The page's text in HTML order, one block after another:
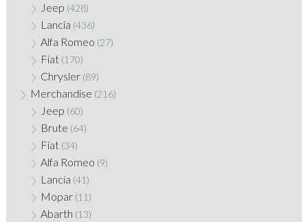
Jeep (428)
Lancia (436)
Alfa Romeo (27)
Fiat (170)
Chrysler (89)
Merchandise (216)
Jeep (60)
Brute (64)
Fiat (34)
Alfa Romeo (9)
Lancia (41)
Mopar (11)
Abarth (13)